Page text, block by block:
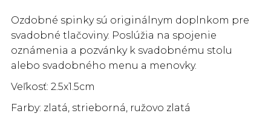
Ozdobné spinky sú originálnym doplnkom pre
svadobné tlačoviny. Poslúžia na spojenie
oznámenia a pozvánky k svadobnému stolu
alebo svadobného menu a menovky.
Veľkosť: 2.5x1.5cm
Farby: zlatá, strieborná, ružovo zlatá